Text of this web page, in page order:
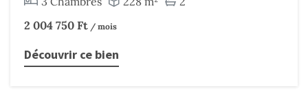
2 004 750 Ft / mois
Découvrir ce bien